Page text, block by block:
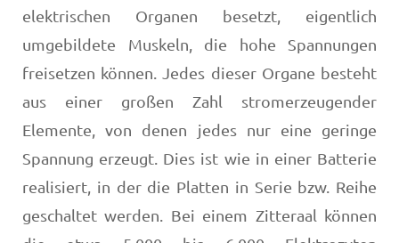
elektrischen Organen besetzt, eigentlich
umgebildete Muskeln, die hohe Spannungen
freisetzen können. Jedes dieser Organe besteht
aus einer großen Zahl stromerzeugender
Elemente, von denen jedes nur eine geringe
Spannung erzeugt. Dies ist wie in einer Batterie
realisiert, in der die Platten in Serie bzw. Reihe
geschaltet werden. Bei einem Zitteraal können